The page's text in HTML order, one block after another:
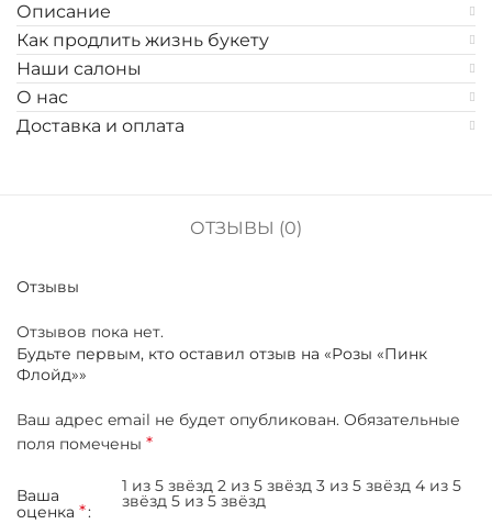
Описание
Как продлить жизнь букету
Наши салоны
О нас
Доставка и оплата
ОТЗЫВЫ (0)
Отзывы
Отзывов пока нет.
Будьте первым, кто оставил отзыв на «Розы «Пинк
Флойд»»
Ваш адрес email не будет опубликован. Обязательные
поля помечены *
Ваша
оценка *
1 из 5 звёзд 2 из 5 звёзд 3 из 5 звёзд 4 из 5
звёзд 5 из 5 звёзд